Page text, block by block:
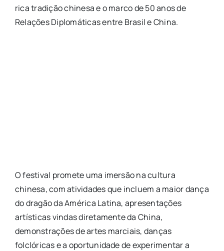
rica tradição chinesa e o marco de 50 anos de
Relações Diplomáticas entre Brasil e China.
O festival promete uma imersão na cultura
chinesa, com atividades que incluem a maior dança
do dragão da América Latina, apresentações
artísticas vindas diretamente da China,
demonstrações de artes marciais, danças
folclóricas e a oportunidade de experimentar a